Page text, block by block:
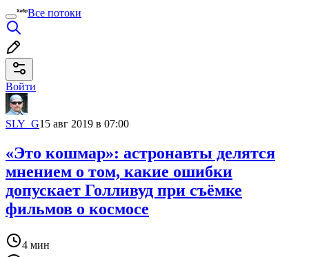
Все потоки
Войти
SLY_G15 авг 2019 в 07:00
«Это кошмар»: астронавты делятся
мнением о том, какие ошибки
допускает Голливуд при съёмке
фильмов о космосе
4 мин